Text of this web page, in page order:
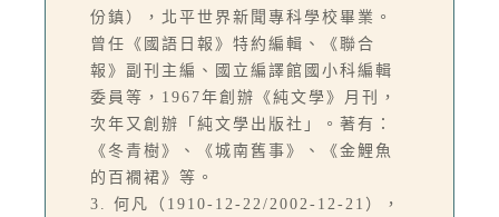
份鎮），北平世界新聞專科學校畢業。
曾任《國語日報》特約編輯、《聯合
報》副刊主編、國立編譯館國小科編輯
委員等，1967年創辦《純文學》月刊，
次年又創辦「純文學出版社」。著有：
《冬青樹》、《城南舊事》、《金鯉魚
的百襉裙》等。
3. 何凡（1910-12-22/2002-12-21），